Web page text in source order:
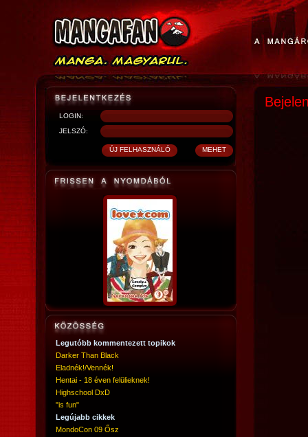
LOGIN:
JELSZÓ:
Legutóbb kommentezett topikok
Darker Than Black
Eladnék!/Vennék!
Hentai - 18 éven felülieknek!
Highschool DxD
"is fun"
Legújabb cikkek
MondoCon 09 Ősz